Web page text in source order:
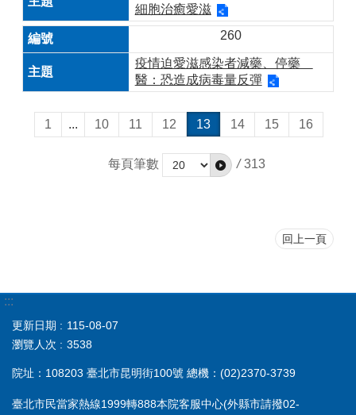
細胞治癒愛滋
260
疫情迫愛滋感染者減藥、停藥
醫：恐造成病毒量反彈
1 ... 10 11 12 13 14 15 16
每頁筆數 / 313
回上一頁
:::
更新日期
115-08-07
瀏覽人次
3538
院址：108203 臺北市昆明街100號 總機：(02)2370-3739
臺北市民當家熱線1999轉888本院客服中心(外縣市請撥02-